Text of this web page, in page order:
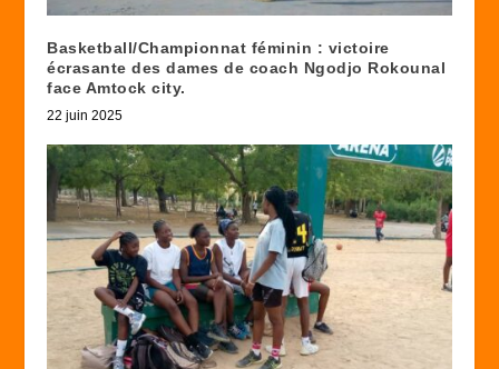
Basketball/Championnat féminin : victoire
écrasante des dames de coach Ngodjo Rokounal
face Amtock city.
22 juin 2025